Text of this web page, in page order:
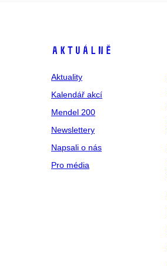
Aktuálně
Aktuality
Kalendář akcí
Mendel 200
Newslettery
Napsali o nás
Pro média